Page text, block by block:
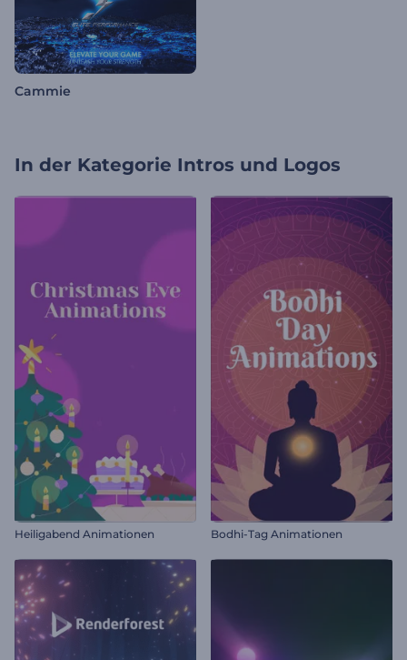
Cammie
In der Kategorie Intros und Logos
Heiligabend Animationen Bodhi-Tag Animationen